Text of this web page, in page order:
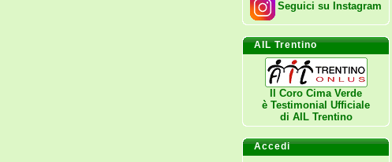
Seguici su Instagram
AIL Trentino
Il Coro Cima Verde
è Testimonial Ufficiale
di AIL Trentino
Accedi